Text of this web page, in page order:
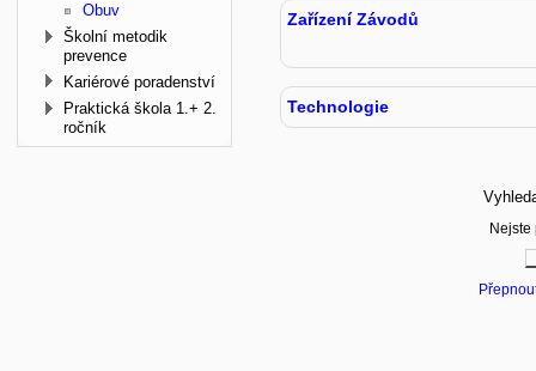
Zařízení Závodů
Technologie
Obuv
Školní metodik
prevence
Kariérové poradenství
Praktická škola 1.+ 2.
ročník
Nejste